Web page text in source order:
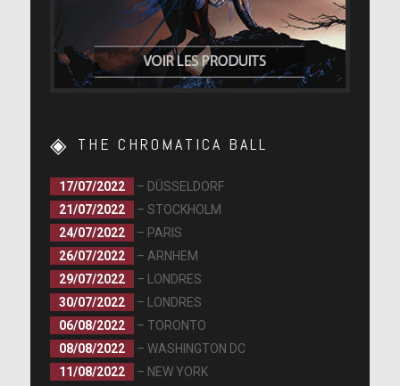
THE CHROMATICA BALL
17/07/2022
– DÜSSELDORF
21/07/2022
– STOCKHOLM
24/07/2022
– PARIS
26/07/2022
– ARNHEM
29/07/2022
– LONDRES
30/07/2022
– LONDRES
06/08/2022
– TORONTO
08/08/2022
– WASHINGTON DC
11/08/2022
– NEW YORK